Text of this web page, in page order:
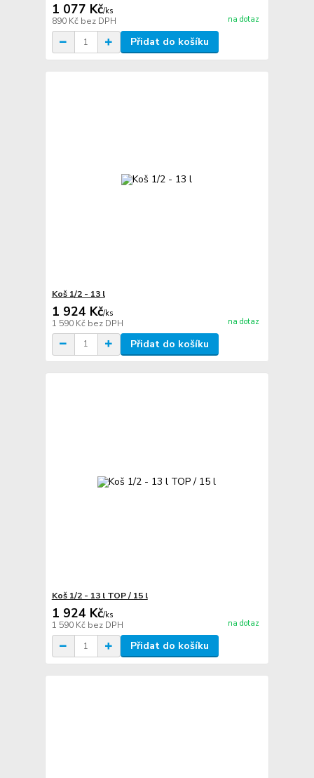
1 077 Kč/ks
890 Kč bez DPH na dotaz
Přidat do košíku
Koš 1/2 - 13 l
1 924 Kč/ks
1 590 Kč bez DPH na dotaz
Přidat do košíku
Koš 1/2 - 13 l TOP / 15 l
1 924 Kč/ks
1 590 Kč bez DPH na dotaz
Přidat do košíku